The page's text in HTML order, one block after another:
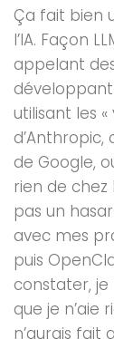
Ça fait bien
l’IA. Façon
appelant
développant
utilisant les
d’Anthropic,
de Google,
rien de chez
pas un
avec mes
puis
constater, je
que je n’aie
n’aurais fait